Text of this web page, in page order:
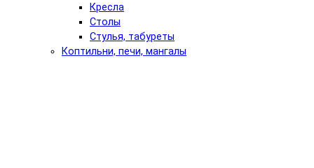
Кресла
Столы
Стулья, табуреты
Коптильни, печи, мангалы